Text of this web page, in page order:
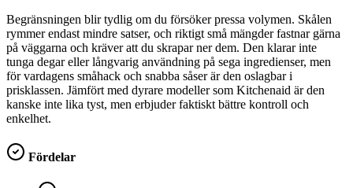
Begränsningen blir tydlig om du försöker pressa volymen. Skålen
rymmer endast mindre satser, och riktigt små mängder fastnar gärna
på väggarna och kräver att du skrapar ner dem. Den klarar inte
tunga degar eller långvarig användning på sega ingredienser, men
för vardagens småhack och snabba såser är den oslagbar i
prisklassen. Jämfört med dyrare modeller som Kitchenaid är den
kanske inte lika tyst, men erbjuder faktiskt bättre kontroll och
enkelhet.
Fördelar